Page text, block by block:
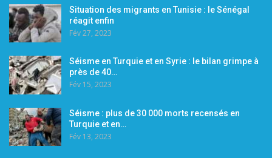
Situation des migrants en Tunisie : le Sénégal
réagit enfin
Fév 27, 2023
Séisme en Turquie et en Syrie : le bilan grimpe à
près de 40…
Fév 15, 2023
Séisme : plus de 30 000 morts recensés en
Turquie et en…
Fév 13, 2023